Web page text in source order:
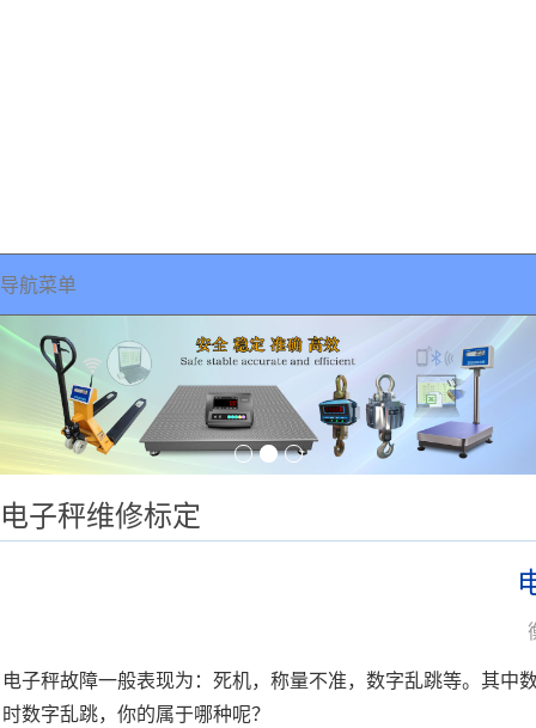
导航菜单
电子秤维修标定
电子秤故障一般表现为：死机，称量不准，数字乱跳等。其中
时数字乱跳，你的属于哪种呢？